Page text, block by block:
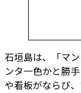
石垣島は、「マ
ンタ一色かと勝
や看板がならび